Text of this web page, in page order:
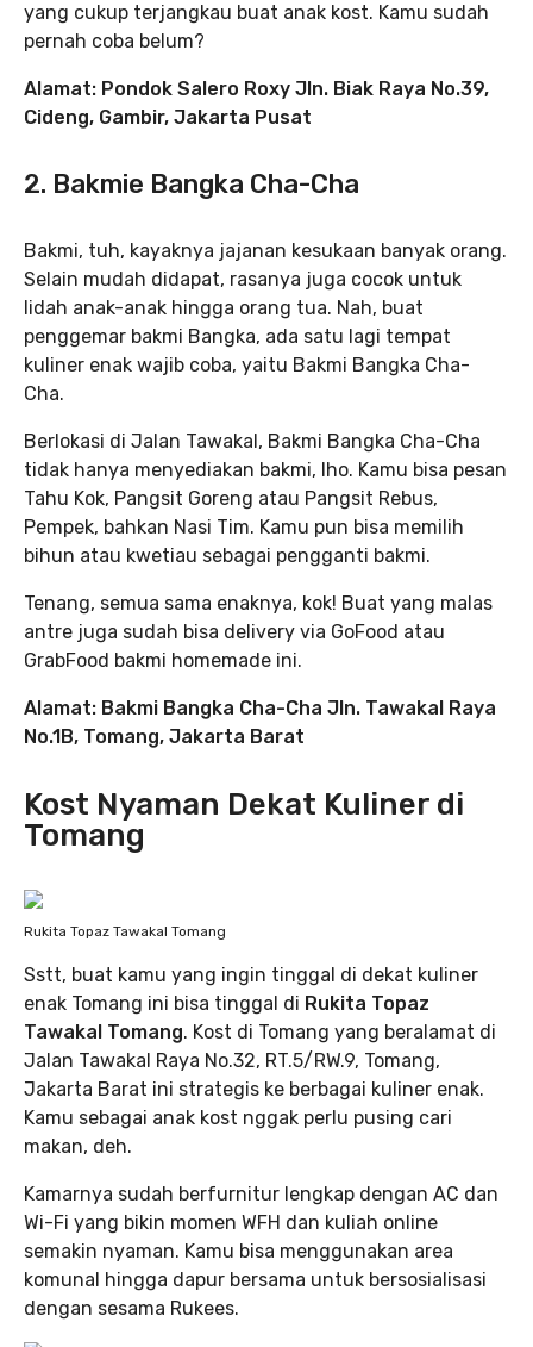
yang cukup terjangkau buat anak kost. Kamu sudah
pernah coba belum?
Alamat: Pondok Salero Roxy Jln. Biak Raya No.39,
Cideng, Gambir, Jakarta Pusat
2. Bakmie Bangka Cha-Cha
Bakmi, tuh, kayaknya jajanan kesukaan banyak orang.
Selain mudah didapat, rasanya juga cocok untuk
lidah anak-anak hingga orang tua. Nah, buat
penggemar bakmi Bangka, ada satu lagi tempat
kuliner enak wajib coba, yaitu Bakmi Bangka Cha-
Cha.
Berlokasi di Jalan Tawakal, Bakmi Bangka Cha-Cha
tidak hanya menyediakan bakmi, lho. Kamu bisa pesan
Tahu Kok, Pangsit Goreng atau Pangsit Rebus,
Pempek, bahkan Nasi Tim. Kamu pun bisa memilih
bihun atau kwetiau sebagai pengganti bakmi.
Tenang, semua sama enaknya, kok! Buat yang malas
antre juga sudah bisa delivery via GoFood atau
GrabFood bakmi homemade ini.
Alamat: Bakmi Bangka Cha-Cha Jln. Tawakal Raya
No.1B, Tomang, Jakarta Barat
Kost Nyaman Dekat Kuliner di
Tomang
Rukita Topaz Tawakal Tomang
Sstt, buat kamu yang ingin tinggal di dekat kuliner
enak Tomang ini bisa tinggal di Rukita Topaz
Tawakal Tomang. Kost di Tomang yang beralamat di
Jalan Tawakal Raya No.32, RT.5/RW.9, Tomang,
Jakarta Barat ini strategis ke berbagai kuliner enak.
Kamu sebagai anak kost nggak perlu pusing cari
makan, deh.
Kamarnya sudah berfurnitur lengkap dengan AC dan
Wi-Fi yang bikin momen WFH dan kuliah online
semakin nyaman. Kamu bisa menggunakan area
komunal hingga dapur bersama untuk bersosialisasi
dengan sesama Rukees.